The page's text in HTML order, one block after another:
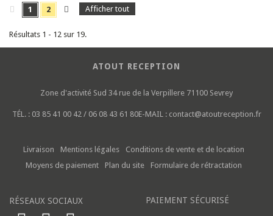
Afficher tout
1 2
Résultats 1 - 12 sur 19.
ATOUT RECEPTION
Zone d'activité Sud 34 rue de la Verpillere 71100 Sevrey
TÉL. : 03 85 41 00 42 / 06 08 43 61 80E-MAIL : contact@atoutreception.fr
Livraison Mentions légales
Conditions de vente et de location
Moyens de paiement
Plan du site Formulaire de rétractation
RÉSEAUX SOCIAUX PAIEMENT SÉCURISÉ